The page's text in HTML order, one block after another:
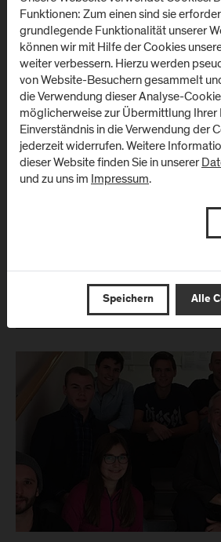
09. Jänner 2020
Robothon auf Alpen-
24 Stunden. 12 Teams. 12 Roboter. 1
Innovationskraft, technisches Geschick,
Funktionen: Zum einen sind sie
grundlegende Funktionalität unserer
können wir mit Hilfe der Cookies
weiter verbessern. Hierzu werden
von Website-Besuchern gesammelt
die Verwendung dieser Analyse-
möglicherweise zur Übermittlung Ihrer
Einverständnis in die Verwendung der
jederzeit widerrufen. Weitere
dieser Website finden Sie in unserer
und zu uns im Impressum.
Speichern Alle